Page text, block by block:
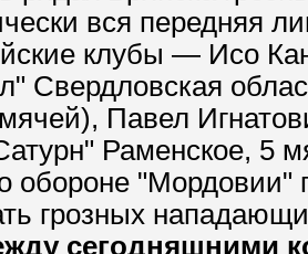
вся передняя
клубы — Исо
Свердловская
Павел
Раменское, 5
обороне "Мордовии"
грозных
сегодняшними